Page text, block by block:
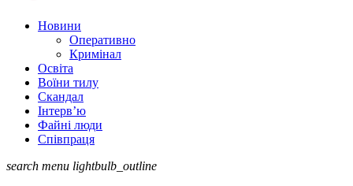
Новини
Оперативно
Кримінал
Освіта
Воїни тилу
Скандал
Інтерв’ю
Файні люди
Співпраця
search menu lightbulb_outline